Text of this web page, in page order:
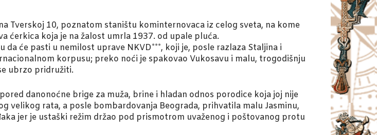
Tverskoj 10, poznatom staništu kominternovaca iz celog sveta, na kome
ćerkica koja je na žalost umrla 1937. od upale pluća.
će pasti u nemilost uprave NKVD***, koji je, posle razlaza Staljina i
korpusu; preko noći je spakovao Vukosavu i malu, trogodišnju
ubrzo pridružiti.
danonoćne brige za muža, brine i hladan odnos porodice koja joj nije
velikog rata, a posle bombardovanja Beograda, prihvatila malu Jasminu,
jer je ustaški režim držao pod prismotrom uvaženog i poštovanog protu